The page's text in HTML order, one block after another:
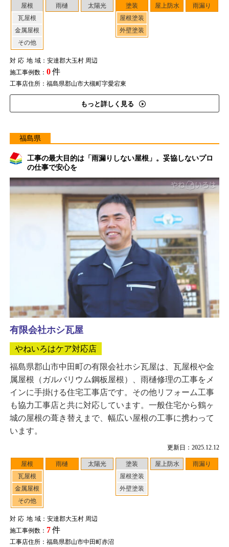
屋根
瓦屋根
金属屋根
その他
雨樋 太陽光
塗装
屋根塗装
外壁塗装
屋上防水 雨漏り
対応地域：安達郡大玉村 周辺
施工事例数： 0件
工事店住所：福島県郡山市大槻町字愛宕東
もっと詳しく見る
福島県
工事の最大目的は「雨漏りしない屋根」。妥協しないプロ
の仕事で安心を
更新日：2025.12.12
屋根
瓦屋根
金属屋根
その他
雨樋 太陽光
塗装
屋根塗装
外壁塗装
屋上防水 雨漏り
対応地域：安達郡大玉村 周辺
施工事例数： 7件
工事店住所：福島県郡山市中田町赤沼
有限会社ホシ瓦屋
やねいろはケア対応店
福島県郡山市中田町の有限会社ホシ瓦屋は、瓦屋根や金
属屋根（ガルバリウム鋼板屋根）、雨樋修理の工事をメ
インに手掛ける住宅工事店です。その他リフォーム工事
も協力工事店と共に対応しています。一般住宅から鶴ヶ
城の屋根の葺き替えまで、幅広い屋根の工事に携わって
います。